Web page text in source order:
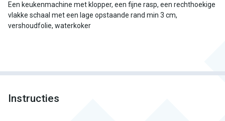
Een keukenmachine met klopper, een fijne rasp, een rechthoekige
vlakke schaal met een lage opstaande rand min 3 cm,
vershoudfolie, waterkoker
Instructies